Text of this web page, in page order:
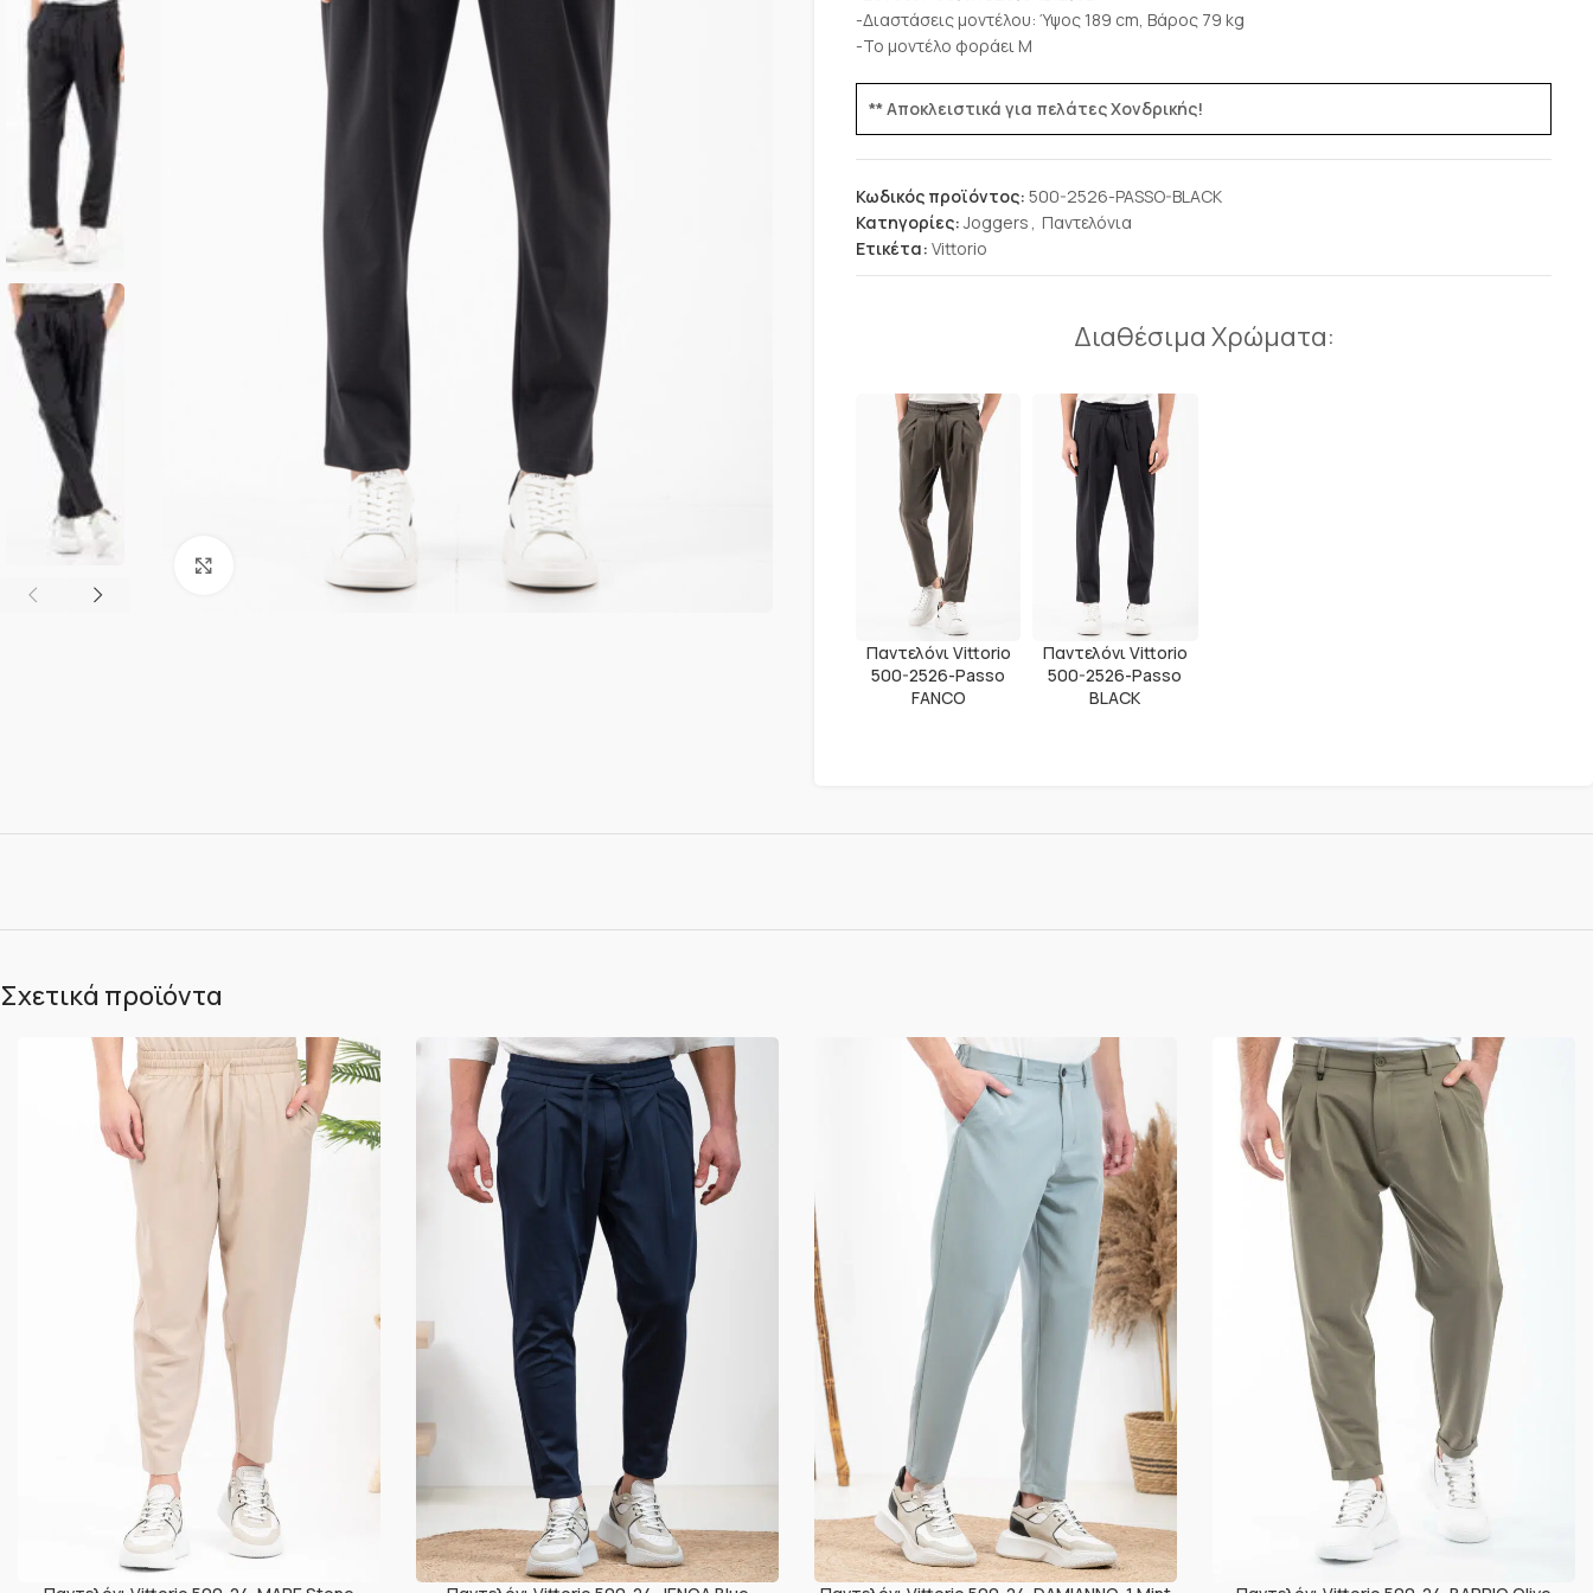
-Διαστάσεις μοντέλου: Ύψος 189 cm, Βάρος 79 kg
-Το μοντέλο φοράει M
** Αποκλειστικά για πελάτες Χονδρικής!
Κωδικός προϊόντος: 500-2526-PASSO-BLACK
Κατηγορίες: Joggers , Παντελόνια
Ετικέτα: Vittorio
Διαθέσιμα Χρώματα:
Παντελόνι Vittorio
500-2526-Passo
FANCO
Παντελόνι Vittorio
500-2526-Passo
BLACK
Σχετικά προϊόντα